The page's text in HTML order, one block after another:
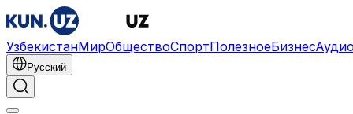
УзбекистанМирОбществоСпортПолезноеБизнес
Русский